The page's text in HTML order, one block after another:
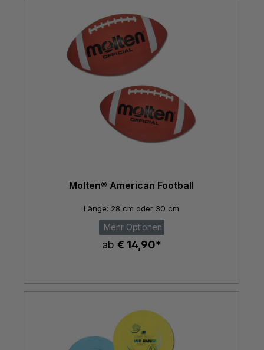
Molten® American Football
Länge: 28 cm oder 30 cm
Mehr Optionen
ab € 14,90*